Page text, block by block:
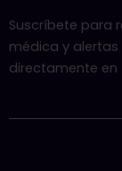
Suscríbete para
médica y
directamente